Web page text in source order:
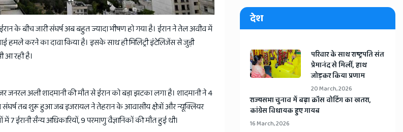
के बीच जारी संघर्ष अब बहुत ज्यादा भीषण हो गया है। ईरान ने तेल अवीव में
हमले करने का दावा किया है। इसके साथ ही मिलिट्री इंटेलिजेंस से जुड़ी
आ रही है।
जनरल अली शादमानी की मौत से ईरान को बड़ा झटका लगा है। शादमानी ने 4
तब शुरू हुआ जब इजरायल ने तेहरान के आवासीय क्षेत्रों और न्यूक्लियर
7 ईरानी सैन्य अधिकारियों, 9 परमाणु वैज्ञानिकों की मौत हुई थी।
देश
​परिवार के साथ राष्ट्रपति संत
प्रेमानंद से मिलीं, हाथ
जोड़कर किया प्रणाम
20 March, 2026
​राज्यसभा चुनाव में बढ़ा क्रॉस वोटिंग का खतरा,
कांग्रेस विधायक हुए गायब
16 March, 2026